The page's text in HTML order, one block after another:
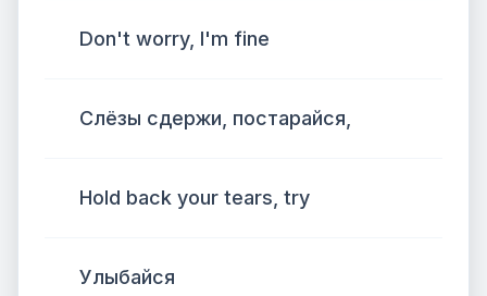
Don't worry, I'm fine
Слёзы сдержи, постарайся,
Hold back your tears, try
Улыбайся